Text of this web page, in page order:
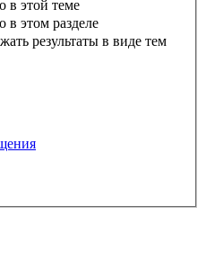
в этой теме
в этом разделе
результаты в виде тем